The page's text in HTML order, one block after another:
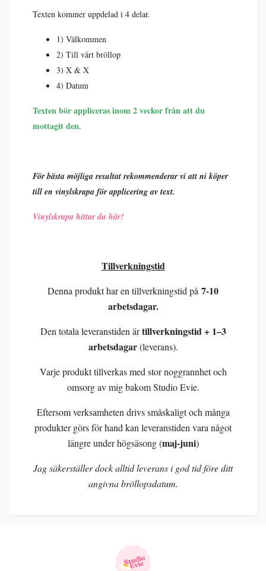
Texten kommer uppdelad i 4 delar.
1) Välkommen
2) Till vårt bröllop
3) X & X
4) Datum
Texten bör appliceras inom 2 veckor från att du
mottagit den.
För bästa möjliga resultat rekommenderar vi att ni köper
till en vinylskrapa för applicering av text.
Vinylskrapa hittar du här!
Tillverkningstid
Denna produkt har en tillverkningstid på 7-10
arbetsdagar.
Den totala leveranstiden ärtillverkningstid + 1–3
arbetsdagar(leverans).
Varje produkt tillverkas med stor noggrannhet och
omsorg av mig bakom Studio Evie.
Eftersom verksamheten drivs småskaligt och många
produkter görs för hand kan leveranstiden vara något
längre under högsäsong (maj-juni)
Jag säkerställer dock alltid leverans i god tid före ditt
angivna bröllopsdatum.